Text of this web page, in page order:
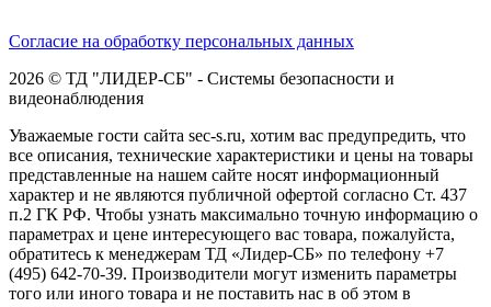
Согласие на обработку персональных данных
2026 © ТД "ЛИДЕР-СБ" - Системы безопасности и
видеонаблюдения
Уважаемые гости сайта sec-s.ru, хотим вас предупредить, что
все описания, технические характеристики и цены на товары
представленные на нашем сайте носят информационный
характер и не являются публичной офертой согласно Ст. 437
п.2 ГК РФ. Чтобы узнать максимально точную информацию о
параметрах и цене интересующего вас товара, пожалуйста,
обратитесь к менеджерам ТД «Лидер-СБ» по телефону +7
(495) 642-70-39. Производители могут изменить параметры
того или иного товара и не поставить нас в об этом в